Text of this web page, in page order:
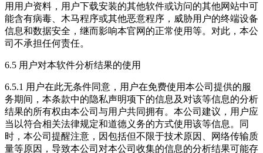
用用户资料，用户下载安装的其他软件或访问的其他网站中可
能含有病毒、木马程序或其他恶意程序，威胁用户的终端设备
信息和数据安全，继而影响本官网的正常使用等。对此，本公
司不承担任何责任。
6.5 用户对本软件分析结果的使用
6.5.1 用户在此无条件同意，用户在免费使用本公司提供的服
务期间，本条款中的隐私声明项下的信息及对该等信息的分析
结果的所有权由本公司与用户共同拥有。本公司建议，用户应
当以符合相关法律规定和道德义务的方式使用该等信息。同
时，本公司提醒注意，因包括但不限于技术原因、网络传输质
量等原因，导致本公司对本公司收集的信息的分析结果可能存